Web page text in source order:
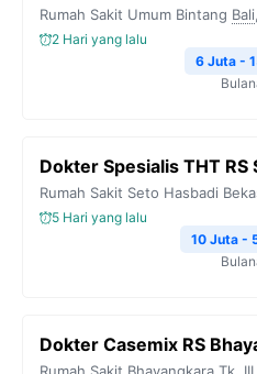
Rumah Sakit Umum Bintang Bali,
2 Hari yang lalu
6 Juta -
Dokter Spesialis THT RS
Rumah Sakit Seto Hasbadi
5 Hari yang lalu
10 Juta -
Dokter Casemix RS